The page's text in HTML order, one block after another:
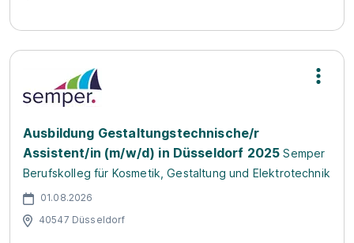
Ausbildung Gestaltungstechnische/r
Assistent/in (m/w/d) in Düsseldorf 2025 Semper
Berufskolleg für Kosmetik, Gestaltung und Elektrotechnik
01.08.2026
40547 Düsseldorf